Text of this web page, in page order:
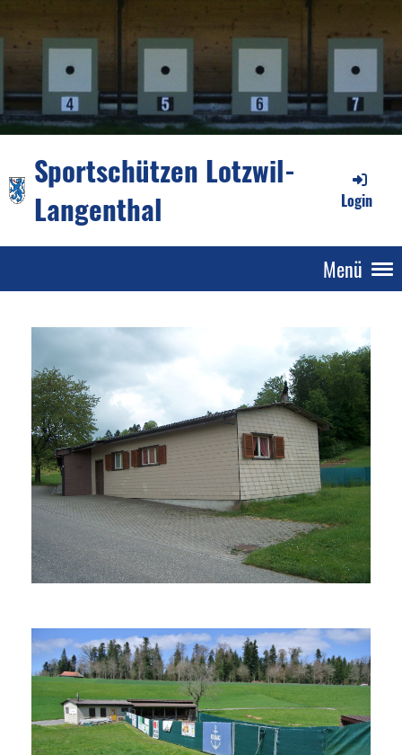
Sportschützen Lotzwil-
Langenthal
Login
Menü